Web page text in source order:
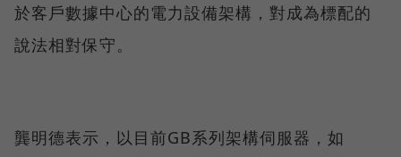
於客戶數據中心的電力設備架構，對成為標配的
說法相對保守。
龔明德表示，以目前GB系列架構伺服器，如